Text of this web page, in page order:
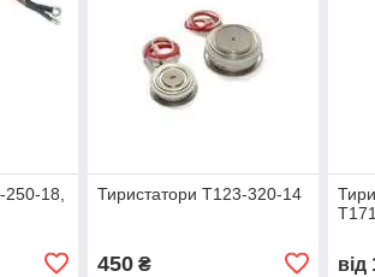
18,
Тиристатори Т123-320-14
450₴ від